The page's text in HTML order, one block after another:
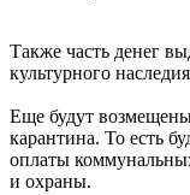
Также часть денег
культурного
Еще будут
карантина. То есть
оплаты
и охраны.